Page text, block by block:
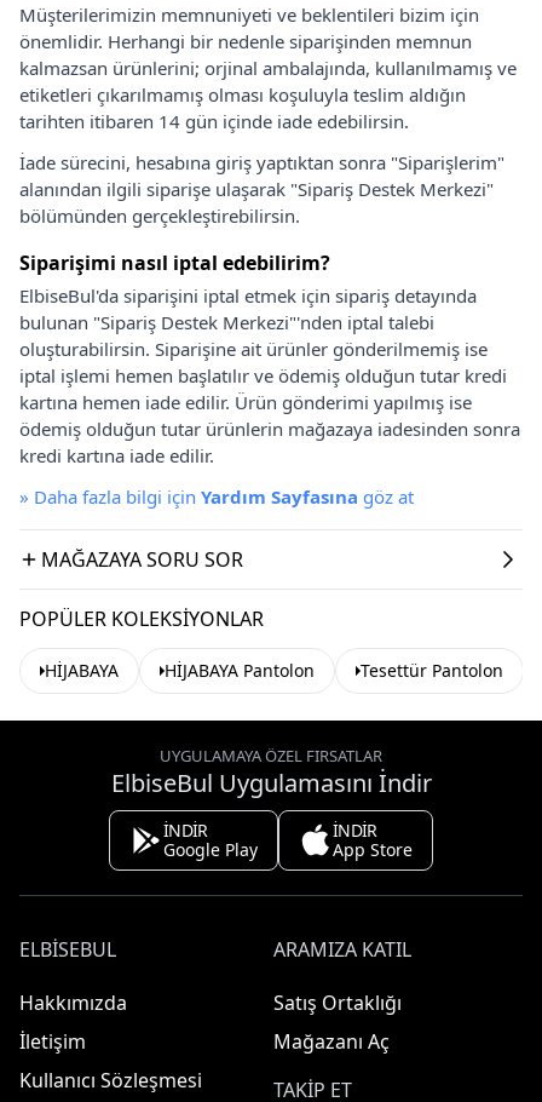
Müşterilerimizin memnuniyeti ve beklentileri bizim için
önemlidir. Herhangi bir nedenle siparişinden memnun
kalmazsan ürünlerini; orjinal ambalajında, kullanılmamış ve
etiketleri çıkarılmamış olması koşuluyla teslim aldığın
tarihten itibaren 14 gün içinde iade edebilirsin.
İade sürecini, hesabına giriş yaptıktan sonra "Siparişlerim"
alanından ilgili siparişe ulaşarak "Sipariş Destek Merkezi"
bölümünden gerçekleştirebilirsin.
Siparişimi nasıl iptal edebilirim?
ElbiseBul'da siparişini iptal etmek için sipariş detayında
bulunan "Sipariş Destek Merkezi"'nden iptal talebi
oluşturabilirsin. Siparişine ait ürünler gönderilmemiş ise
iptal işlemi hemen başlatılır ve ödemiş olduğun tutar kredi
kartına hemen iade edilir. Ürün gönderimi yapılmış ise
ödemiş olduğun tutar ürünlerin mağazaya iadesinden sonra
kredi kartına iade edilir.
» Daha fazla bilgi için Yardım Sayfasına göz at
MAĞAZAYA SORU SOR
POPÜLER KOLEKSIYONLAR
HİJABAYA HİJABAYA Pantolon Tesettür Pantolon
UYGULAMAYA ÖZEL FIRSATLAR
ElbiseBul Uygulamasını İndir
İNDİR
Google Play
İNDİR
App Store
ELBISEBUL
Hakkımızda
İletişim
Kullanıcı Sözleşmesi
ARAMIZA KATIL
Satış Ortaklığı
Mağazanı Aç
TAKIP ET